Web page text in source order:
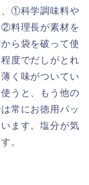
、①科学調味料や
②料理長が素材を
ら袋を破って使
度でだしがとれ
く味がついてい
うと、もう他の
常にお徳用パッ
ます。塩分が気
。